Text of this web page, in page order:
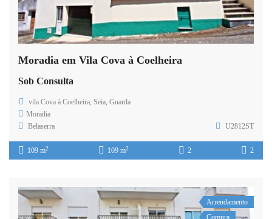
Moradia em Vila Cova à Coelheira
Sob Consulta
vila Cova à Coelheira, Seia, Guarda
Moradia
Belaserra
U2812ST
109 m2 109 m2 2 2
Arrendamento